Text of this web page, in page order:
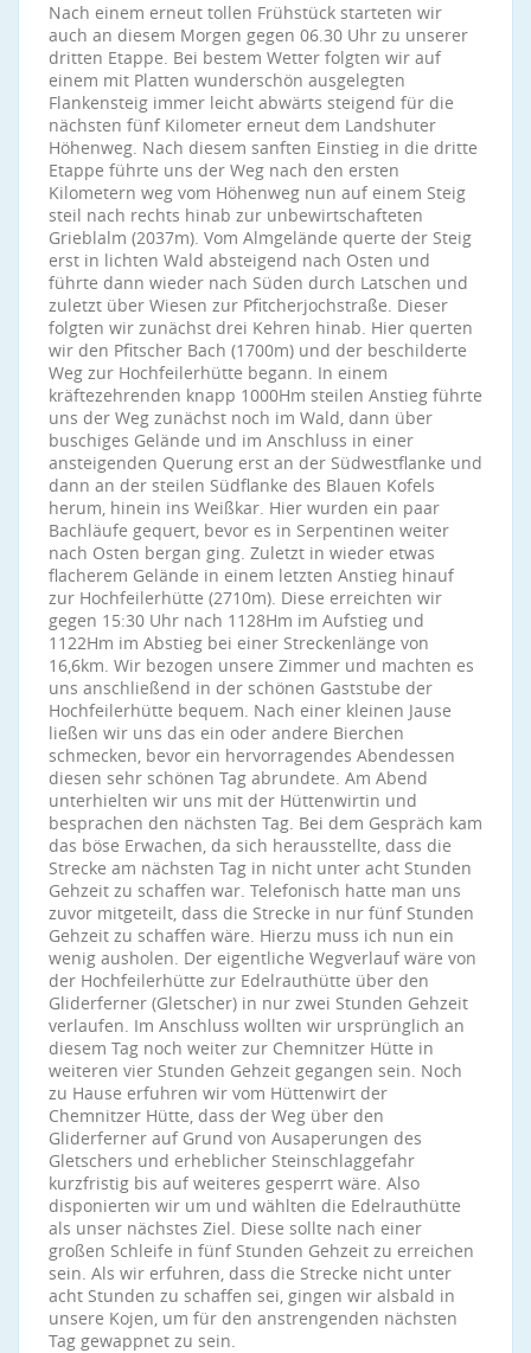
Nach einem erneut tollen Frühstück starteten wir
auch an diesem Morgen gegen 06.30 Uhr zu unserer
dritten Etappe. Bei bestem Wetter folgten wir auf
einem mit Platten wunderschön ausgelegten
Flankensteig immer leicht abwärts steigend für die
nächsten fünf Kilometer erneut dem Landshuter
Höhenweg. Nach diesem sanften Einstieg in die dritte
Etappe führte uns der Weg nach den ersten
Kilometern weg vom Höhenweg nun auf einem Steig
steil nach rechts hinab zur unbewirtschafteten
Grieblalm (2037m). Vom Almgelände querte der Steig
erst in lichten Wald absteigend nach Osten und
führte dann wieder nach Süden durch Latschen und
zuletzt über Wiesen zur Pfitcherjochstraße. Dieser
folgten wir zunächst drei Kehren hinab. Hier querten
wir den Pfitscher Bach (1700m) und der beschilderte
Weg zur Hochfeilerhütte begann. In einem
kräftezehrenden knapp 1000Hm steilen Anstieg führte
uns der Weg zunächst noch im Wald, dann über
buschiges Gelände und im Anschluss in einer
ansteigenden Querung erst an der Südwestflanke und
dann an der steilen Südflanke des Blauen Kofels
herum, hinein ins Weißkar. Hier wurden ein paar
Bachläufe gequert, bevor es in Serpentinen weiter
nach Osten bergan ging. Zuletzt in wieder etwas
flacherem Gelände in einem letzten Anstieg hinauf
zur Hochfeilerhütte (2710m). Diese erreichten wir
gegen 15:30 Uhr nach 1128Hm im Aufstieg und
1122Hm im Abstieg bei einer Streckenlänge von
16,6km. Wir bezogen unsere Zimmer und machten es
uns anschließend in der schönen Gaststube der
Hochfeilerhütte bequem. Nach einer kleinen Jause
ließen wir uns das ein oder andere Bierchen
schmecken, bevor ein hervorragendes Abendessen
diesen sehr schönen Tag abrundete. Am Abend
unterhielten wir uns mit der Hüttenwirtin und
besprachen den nächsten Tag. Bei dem Gespräch kam
das böse Erwachen, da sich herausstellte, dass die
Strecke am nächsten Tag in nicht unter acht Stunden
Gehzeit zu schaffen war. Telefonisch hatte man uns
zuvor mitgeteilt, dass die Strecke in nur fünf Stunden
Gehzeit zu schaffen wäre. Hierzu muss ich nun ein
wenig ausholen. Der eigentliche Wegverlauf wäre von
der Hochfeilerhütte zur Edelrauthütte über den
Gliderferner (Gletscher) in nur zwei Stunden Gehzeit
verlaufen. Im Anschluss wollten wir ursprünglich an
diesem Tag noch weiter zur Chemnitzer Hütte in
weiteren vier Stunden Gehzeit gegangen sein. Noch
zu Hause erfuhren wir vom Hüttenwirt der
Chemnitzer Hütte, dass der Weg über den
Gliderferner auf Grund von Ausaperungen des
Gletschers und erheblicher Steinschlaggefahr
kurzfristig bis auf weiteres gesperrt wäre. Also
disponierten wir um und wählten die Edelrauthütte
als unser nächstes Ziel. Diese sollte nach einer
großen Schleife in fünf Stunden Gehzeit zu erreichen
sein. Als wir erfuhren, dass die Strecke nicht unter
acht Stunden zu schaffen sei, gingen wir alsbald in
unsere Kojen, um für den anstrengenden nächsten
Tag gewappnet zu sein.